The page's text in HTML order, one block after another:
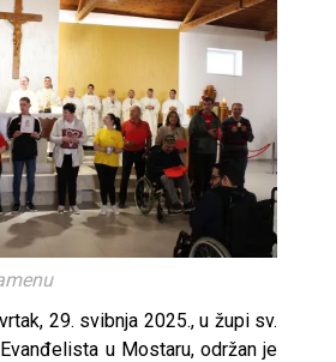
29. svibnja 2025., u župi sv.
u Mostaru, održan je